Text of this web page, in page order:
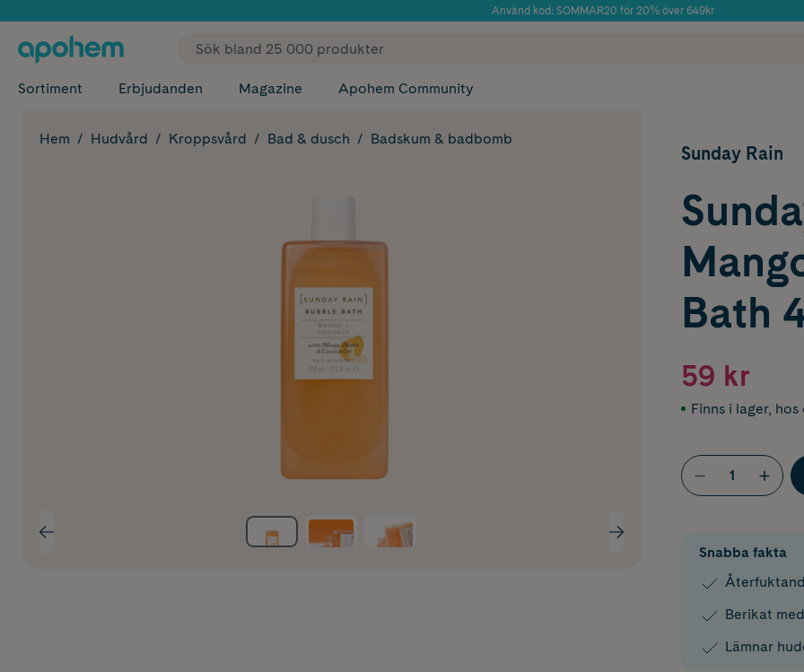
Använd kod: SOMMAR20 för 20% över 649kr
✓ Fri frakt
Sortiment Erbjudanden Magazine Apohem Community
Hem Hudvård Kroppsvård Bad & dusch Badskum & badbomb
Sunday Rain
Bath
59 kr
Finns i lager, hos
Snabba fakta
Berikat
Lämnar